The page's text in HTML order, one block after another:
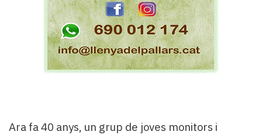
Ara fa 40 anys, un grup de joves monitors i